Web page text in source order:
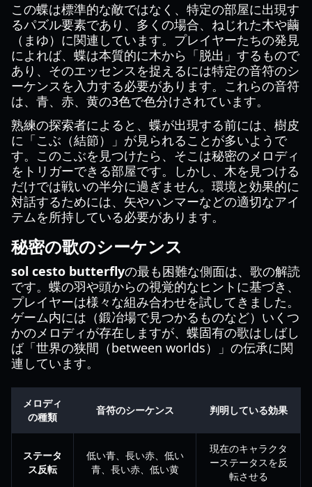
この蝶は標準的な敵ではなく、特定の部屋に出現す
るパズル要素であり、多くの場合、ねじれた木や繭
（まゆ）に関連しています。プレイヤーたちの発見
によれば、蝶は本質的に木から「脱出」するもので
あり、そのエッセンスを捉えるには特定の音符のシ
ーケンスを入力する必要があります。これらの音符
は、青、赤、黄の3色で色分けされています。
熟練の探索者によると、蝶が出現する前には、樹皮
に「こぶ（結節）」が見られることが多いようで
す。このこぶを見つけたら、そこは秘密のメロディ
をトリガーできる部屋です。しかし、木を見つける
だけでは戦いの半分に過ぎません。環境と効果的に
対話するためには、矢やハンマーなどの適切なアイ
テムを所持している必要があります。
秘密の歌のシーケンス
sol cesto butterflyの最も困難な側面は、歌の解読
です。蝶の羽や頭からの視覚的なヒントに基づき、
プレイヤーは様々な組み合わせを試してきました。
ゲーム内には（鍛冶場で見つかるものなど）いくつ
かのメロディが存在しますが、蝶固有の歌はしばし
ば「世界の狭間（between worlds）」の伝承に関
連しています。
メロディ
の種類
音符のシーケンス 判明している効果
ステータ
ス反転
低い青、長い赤、低い
青、長い赤、低い黄
現在のキャラクタ
ーステータスを反
転させる